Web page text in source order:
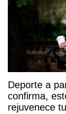
Deporte a
confirma,
rejuvenece